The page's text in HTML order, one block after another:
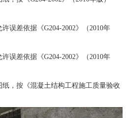
误差依据《G204-2002》（2010年
误差依据《G204-2002》（2010年
，按《混凝土结构工程施工质量验收